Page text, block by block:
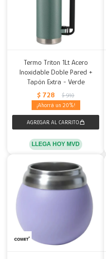
Termo Triton 1Lt Acero
Inoxidable Doble Pared +
Tapón Extra - Verde
$ 728 $ 910
20
LLEGA HOY MVD